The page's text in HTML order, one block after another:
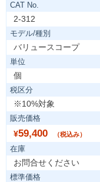
CAT No.
2-312
モデル/種別
バリュースコープ
単位
個
税区分
※10%対象
販売価格
¥59,400 （税込み）
在庫
お問合せください
標準価格